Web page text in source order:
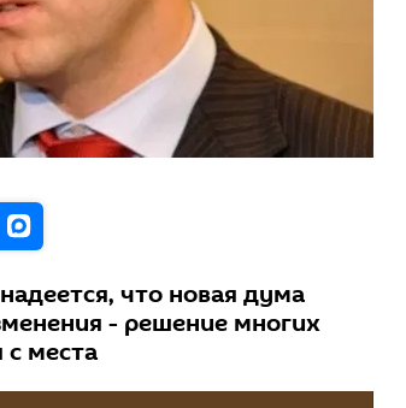
что новая дума
- решение многих
места